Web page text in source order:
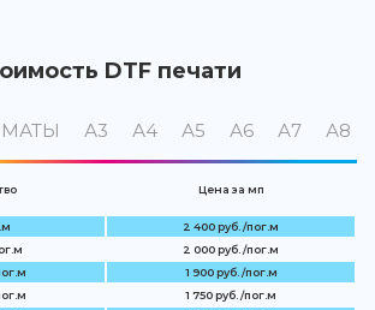
DTF печати
А3 А4 А5 А6 А7 А8
Цена за мп
2 400 руб. /пог.м
2 000 руб. /пог.м
1 900 руб. /пог.м
1 750 руб. /пог.м